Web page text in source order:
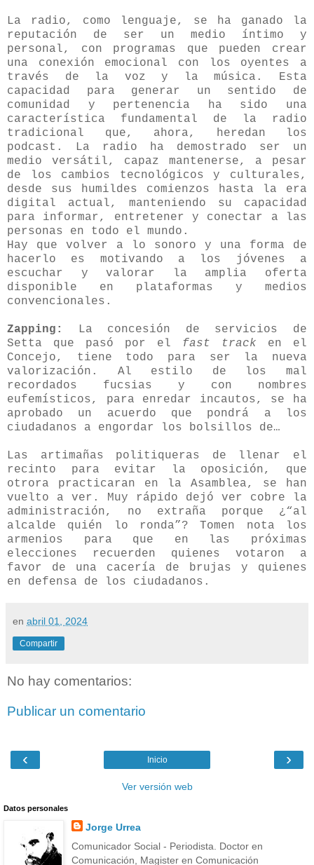
La radio, como lenguaje, se ha ganado la
reputación de ser un medio íntimo y
personal, con programas que pueden crear
una conexión emocional con los oyentes a
través de la voz y la música. Esta
capacidad para generar un sentido de
comunidad y pertenencia ha sido una
característica fundamental de la radio
tradicional que, ahora, heredan los
podcast. La radio ha demostrado ser un
medio versátil, capaz mantenerse, a pesar
de los cambios tecnológicos y culturales,
desde sus humildes comienzos hasta la era
digital actual, manteniendo su capacidad
para informar, entretener y conectar a las
personas en todo el mundo.
Hay que volver a lo sonoro y una forma de
hacerlo es motivando a los jóvenes a
escuchar y valorar la amplia oferta
disponible en plataformas y medios
convencionales.
Zapping:
La concesión de servicios de
Setta que pasó por el fast track en el
Concejo, tiene todo para ser la nueva
valorización. Al estilo de los mal
recordados fucsias y con nombres
eufemísticos, para enredar incautos, se ha
aprobado un acuerdo que pondrá a los
ciudadanos a engordar los bolsillos de…
Las artimañas politiqueras de llenar el
recinto para evitar la oposición, que
otrora practicaran en la Asamblea, se han
vuelto a ver. Muy rápido dejó ver cobre la
administración, no extraña porque ¿“al
alcalde quién lo ronda”? Tomen nota los
armenios para que en las próximas
elecciones recuerden quienes votaron a
favor de una cacería de brujas y quienes
en defensa de los ciudadanos.
en abril 01, 2024
Compartir
No hay comentarios:
Publicar un comentario
‹ ›
Inicio
Ver versión web
Datos personales
Jorge Urrea
Comunicador Social - Periodista. Doctor en
Comunicación, Magister en Comunicación